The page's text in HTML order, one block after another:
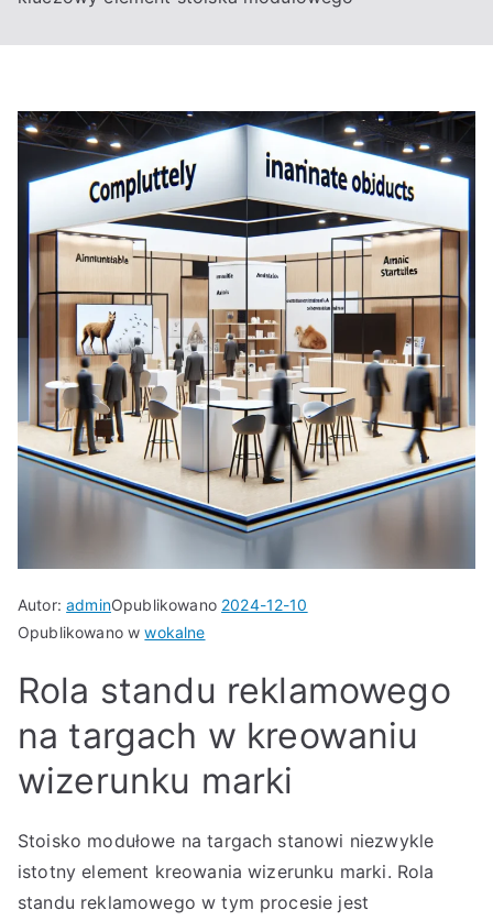
Autor:adminOpublikowano 2024-12-10
Opublikowano wwokalne
Rola standu reklamowego
na targach w kreowaniu
wizerunku marki
Stoisko modułowe na targach stanowi niezwykle
istotny element kreowania wizerunku marki. Rola
standu reklamowego w tym procesie jest